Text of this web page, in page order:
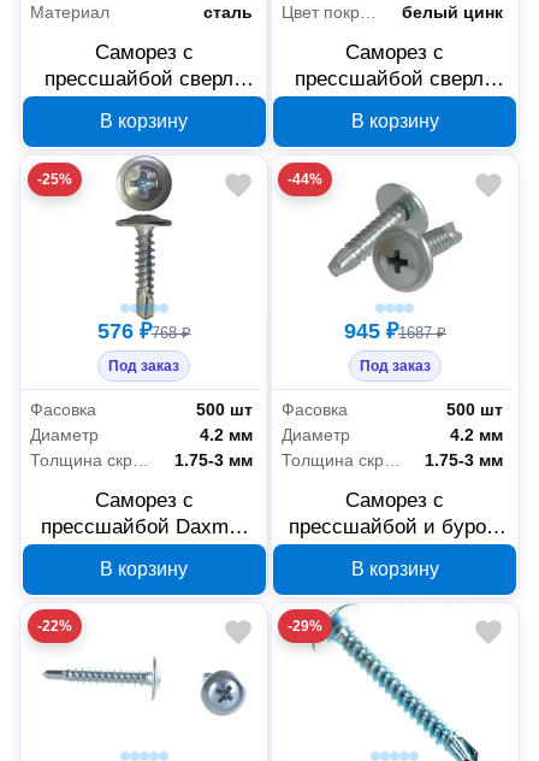
Материал
сталь
Саморез с
прессшайбой сверло
ГОСТ 4,2x16 1000 шт
PR17.00326
В корзину
Цвет покрытия
белый цинк
Саморез с
прессшайбой сверло
ГОСТ 4,2x13 500 шт
PR17.00324
В корзину
-25%
576 ₽768 ₽
Под заказ
Фасовка
500 шт
Диаметр
4.2 мм
1.75-3 мм
Саморез с
прессшайбой Daxmer
сверло 00-00468492
В корзину
-44%
945 ₽1687 ₽
Под заказ
Фасовка
500 шт
Диаметр
4.2 мм
Толщина скрепляемых материалов
1.75-3 мм
Саморез с
прессшайбой и буром
4,2x19 мм, 500 шт
В корзину
-22% -29%